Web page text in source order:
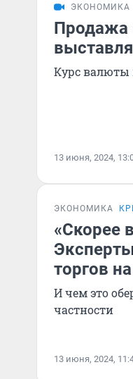
ЭКОНОМИКА
Продажа
Курс валюты
13 июня, 2024,
ЭКОНОМИКА
«Скорее
торгов
И чем это
частности
13 июня, 2024,